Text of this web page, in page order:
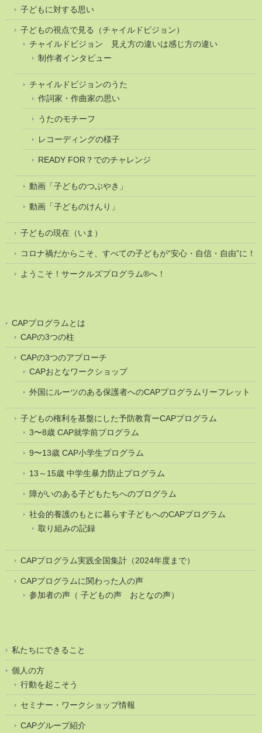
子どもに対する思い
子どもの視点で見る（チャイルドビジョン）
チャイルドビジョン 見え方の違いは感じ方の違い
制作者インタビュー
チャイルドビジョンのうた
作詞家・作曲家の思い
うたのモチーフ
レコーディングの様子
READY FOR？でのチャレンジ
動画「子どものつぶやき」
動画「子どものけんり」
子どもの現在（いま）
コロナ禍だからこそ、すべての子どもが“安心・自信・自由”に！
ようこそ！サークルズプログラム®へ！
CAPプログラムとは
CAPの3つの柱
CAPの3つのアプローチ
CAPおとなワークショップ
外国にルーツのある保護者へのCAPプログラムリーフレット
子どもの権利を基盤にした予防教育ーCAPプログラム
3〜8歳 CAP就学前プログラム
9〜13歳 CAP小学生プログラム
13～15歳 中学生暴力防止プログラム
障がいのある子どもたちへのプログラム
社会的養護のもとに暮らす子どもへのCAPプログラム
取り組みの記録
CAPプログラム実践全国集計（2024年度まで）
CAPプログラムに関わった人の声
参加者の声（ 子どもの声 おとなの声）
私たちにできること
個人の方
行動を起こそう
セミナー・ワークショップ情報
CAPグループ紹介